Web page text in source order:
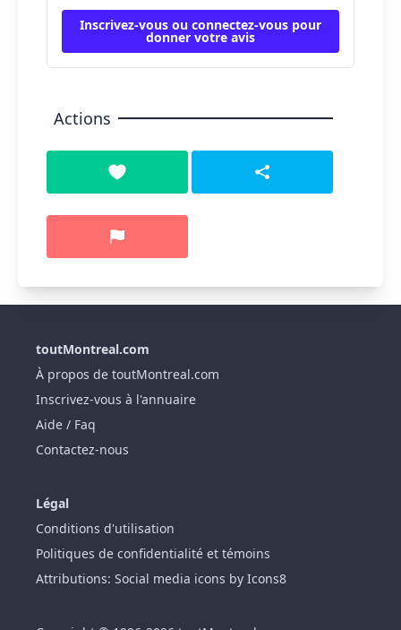
Inscrivez-vous ou connectez-vous pour
donner votre avis
Actions
toutMontreal.com
À propos de toutMontreal.com
Inscrivez-vous à l'annuaire
Aide / Faq
Contactez-nous
Légal
Conditions d'utilisation
Politiques de confidentialité et témoins
Attributions: Social media icons by Icons8